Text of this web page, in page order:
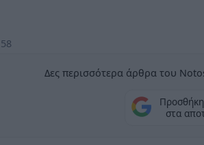
Δες περισσότερα άρθρα του
στα